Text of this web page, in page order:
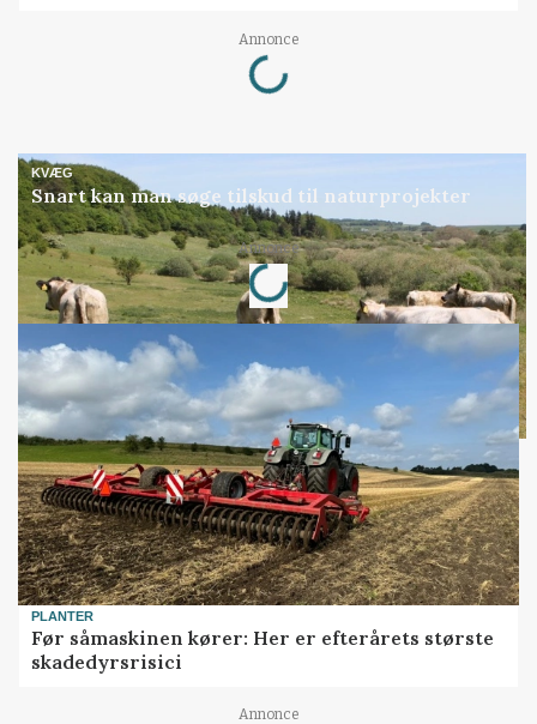
Annonce
Loading...
KVÆG
Snart kan man søge tilskud til naturprojekter
Annonce
Loading...
PLANTER
Før såmaskinen kører: Her er efterårets største
skadedyrsrisici
Annonce